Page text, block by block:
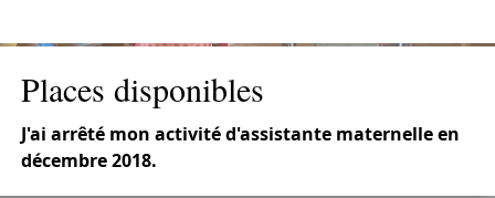
Places disponibles
J'ai arrêté mon activité d'assistante maternelle en
décembre 2018.